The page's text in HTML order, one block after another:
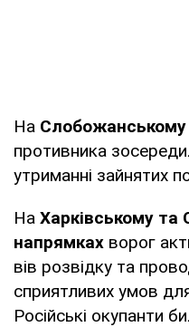
На
противника
утриманні зайнятих
На Харківському та
напрямках ворог
вів розвідку та
сприятливих умов
Російські окупанти